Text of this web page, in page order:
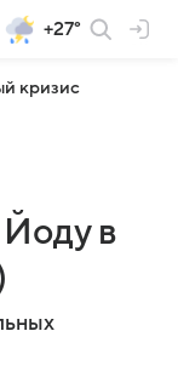
+27°
кризис
в